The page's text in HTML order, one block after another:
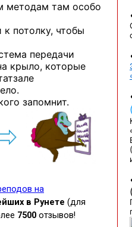
методам там особо
потолку, чтобы
передачи
крыло, которые
запомнит.
(